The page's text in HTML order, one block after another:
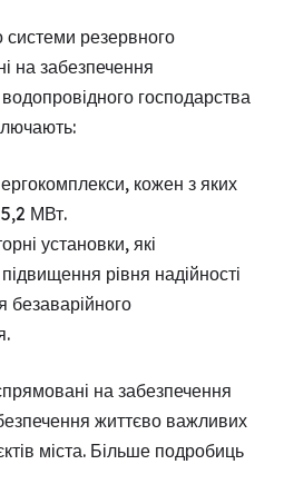
резервного
на забезпечення
господарства
кожен з яких
5,2 МВт.
установки, які
рівня надійності
безаварійного
на забезпечення
життєво важливих
міста. Більше подробиць